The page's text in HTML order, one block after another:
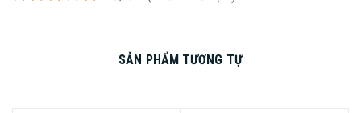
SẢN PHẨM TƯƠNG TỰ